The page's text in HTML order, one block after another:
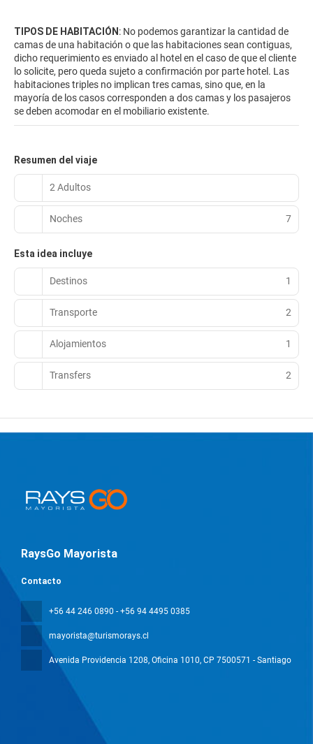
TIPOS DE HABITACIÓN : No podemos garantizar la cantidad de
camas de una habitación o que las habitaciones sean contiguas,
dicho requerimiento es enviado al hotel en el caso de que el cliente
lo solicite, pero queda sujeto a confirmación por parte hotel. Las
habitaciones triples no implican tres camas, sino que, en la
mayoría de los casos corresponden a dos camas y los pasajeros
se deben acomodar en el mobiliario existente.
Resumen del viaje
2 Adultos
Noches 7
Esta idea incluye
Destinos 1
Transporte 2
Alojamientos 1
Transfers 2
RaysGo Mayorista
Contacto
+56 44 246 0890 - +56 94 4495 0385
mayorista@turismorays.cl
Avenida Providencia 1208, Oficina 1010, CP 7500571 - Santiago